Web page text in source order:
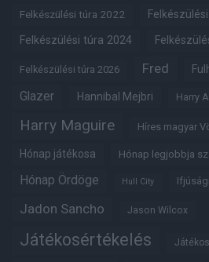
Felkészülési túra 2022
Felkészülési túra 2024
Felkészülési túra 2026 Fred
Glazer Hannibal Mejbri Harry
Harry Maguire Híres magyar
Hónap játékosa Hónap legjobbja
Hónap Ördöge Hull City
Jadon Sancho Jason Wilcox
Játékosértékelés